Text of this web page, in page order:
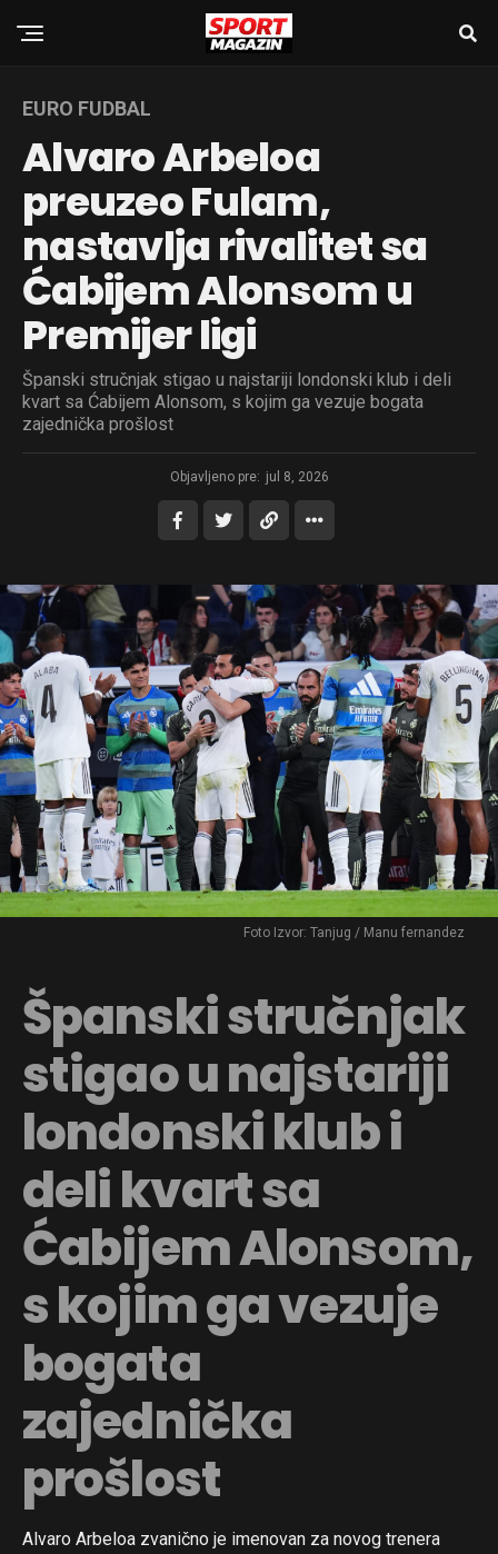
EURO FUDBAL
Alvaro Arbeloa
preuzeo Fulam,
nastavlja rivalitet sa
Ćabijem Alonsom u
Premijer ligi
Španski stručnjak stigao u najstariji londonski klub i deli
kvart sa Ćabijem Alonsom, s kojim ga vezuje bogata
zajednička prošlost
Objavljeno pre: jul 8, 2026
Foto Izvor: Tanjug / Manu fernandez
Španski stručnjak
stigao u najstariji
londonski klub i
deli kvart sa
Ćabijem Alonsom,
s kojim ga vezuje
bogata
zajednička
prošlost
Alvaro Arbeloa zvanično je imenovan za novog trenera